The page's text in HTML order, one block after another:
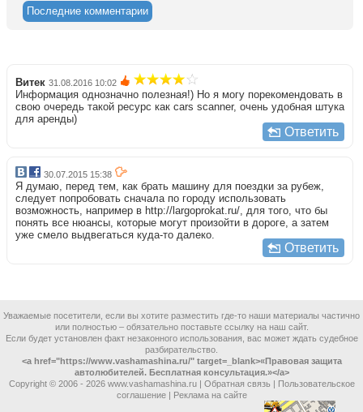
Последние комментарии
Витек 31.08.2016 10:02
Информация однозначно полезная!) Но я могу порекомендовать в
свою очередь такой ресурс как cars scanner, очень удобная штука
для аренды)
Ответить
30.07.2015 15:38
Я думаю, перед тем, как брать машину для поездки за рубеж,
следует попробовать сначала по городу использовать
возможность, например в http://largoprokat.ru/, для того, что бы
понять все нюансы, которые могут произойти в дороге, а затем
уже смело выдвегаться куда-то далеко.
Ответить
Уважаемые посетители, если вы хотите разместить где-то наши материалы частично
или полностью – обязательно поставьте ссылку на наш сайт.
Если будет установлен факт незаконного использования, вас может ждать судебное
разбирательство.
<a href="https://www.vashamashina.ru/" target=_blank>«Правовая защита
автолюбителей. Бесплатная консультация.»</a>
Copyright © 2006 - 2026 www.vashamashina.ru | Обратная связь | Пользовательское
соглашение| Реклама на сайте